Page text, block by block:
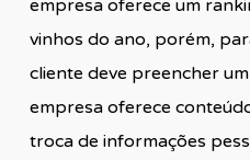
empresa oferece um
vinhos do ano, porém,
cliente deve preencher
empresa oferece
troca de informações